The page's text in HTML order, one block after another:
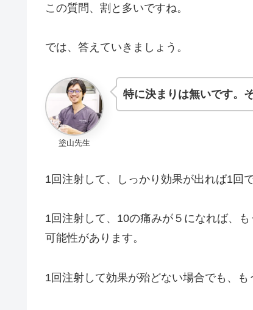
この質問、割と多いですね。
では、答えていきましょう。
塗山先生
特に決まりは無いです。
1回注射して、しっかり効果が出れば1回
1回注射して、10の痛みが５になれば、
可能性があります。
1回注射して効果が殆どない場合でも、